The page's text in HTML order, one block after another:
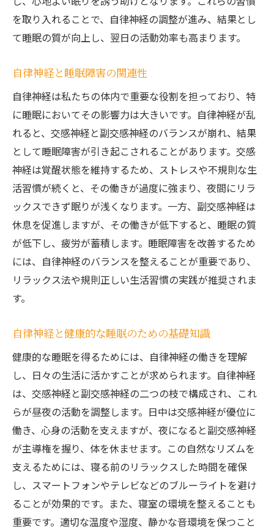
を取り入れることで、自律神経の調整が進み、結果とし
て睡眠の質が向上し、翌日の活動効率も高まります。
自律神経と睡眠障害の関連性
自律神経は私たちの体内で重要な役割を担っており、特
に睡眠においてその影響力は大きいです。自律神経が乱
れると、交感神経と副交感神経のバランスが崩れ、結果
として睡眠障害が引き起こされることがあります。交感
神経は覚醒状態を維持するため、ストレスや不規則な生
活習慣が続くと、その働きが過度に強まり、夜間にリラ
ックスできず眠りが浅くなります。一方、副交感神経は
休息を促進しますが、その働きが低下すると、睡眠の質
が低下し、疲労が蓄積します。睡眠障害を改善するため
には、自律神経のバランスを整えることが重要であり、
リラックス法や規則正しい生活習慣の実践が推奨されま
す。
自律神経と健康的な睡眠のための基礎知識
健康的な睡眠を得るためには、自律神経の働きを理解
し、日々の生活に活かすことが求められます。自律神経
は、交感神経と副交感神経の二つの枝で構成され、これ
らが昼夜の活動を調整します。日中は交感神経が優位に
働き、心身の活動を支えますが、夜になると副交感神経
が主導権を握り、体を休ませます。この自然なリズムを
支えるためには、寝る前のリラックスした時間を確保
し、スマートフォンやテレビなどのブルーライトを避け
ることが効果的です。また、寝室の環境を整えることも
重要です。適切な温度や湿度、静かな音環境を保つこと